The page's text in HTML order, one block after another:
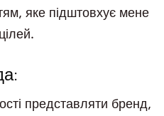
яке підштовхує мене
представляти бренд,